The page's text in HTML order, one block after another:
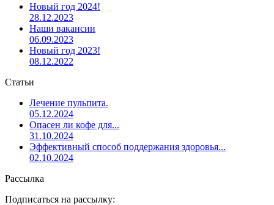
Новый год 2024!
28.12.2023
Наши вакансии
06.09.2023
Новый год 2023!
08.12.2022
Статьи
Лечение пульпита.
05.12.2024
Опасен ли кофе для...
31.10.2024
Эффективный способ поддержания здоровья...
02.10.2024
Рассылка
Подписаться на рассылку: